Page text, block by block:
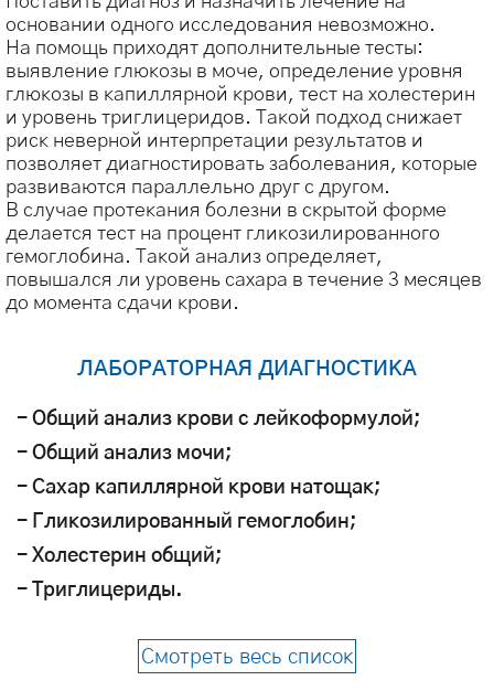
основании одного исследования невозможно.
На помощь приходят дополнительные тесты:
выявление глюкозы в моче, определение уровня
глюкозы в капиллярной крови, тест на холестерин
и уровень триглицеридов. Такой подход снижает
риск неверной интерпретации результатов и
позволяет диагностировать заболевания, которые
развиваются параллельно друг с другом.
В случае протекания болезни в скрытой форме
делается тест на процент гликозилированного
гемоглобина. Такой анализ определяет,
повышался ли уровень сахара в течение 3 месяцев
до момента сдачи крови.
ЛАБОРАТОРНАЯ ДИАГНОСТИКА
- Общий анализ крови с лейкоформулой;
- Общий анализ мочи;
- Сахар капиллярной крови натощак;
- Гликозилированный гемоглобин;
- Холестерин общий;
- Триглицериды.
Смотреть весь список